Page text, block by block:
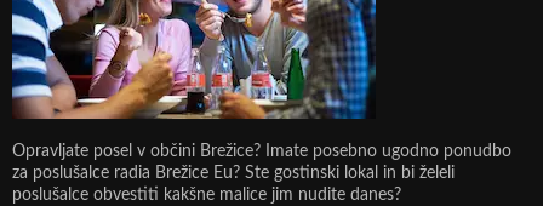
Opravljate posel v občini Brežice? Imate posebno ugodno ponudbo
za poslušalce radia Brežice Eu? Ste gostinski lokal in bi želeli
poslušalce obvestiti kakšne malice jim nudite danes?